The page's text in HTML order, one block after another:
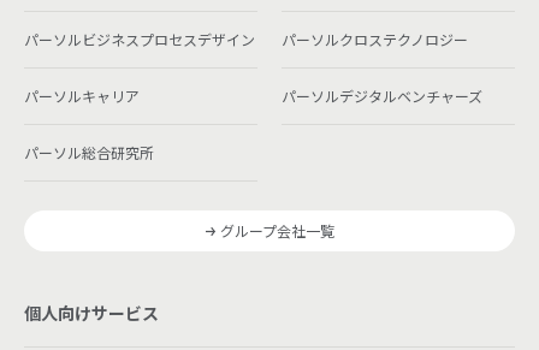
パーソルビジネスプロセスデザイン パーソルクロステクノロジー
パーソルキャリア パーソルデジタルベンチャーズ
パーソル総合研究所
グループ会社一覧
個人向けサービス